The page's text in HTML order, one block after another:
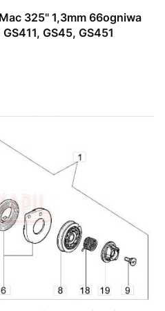
CX, GS411, GS45, GS451